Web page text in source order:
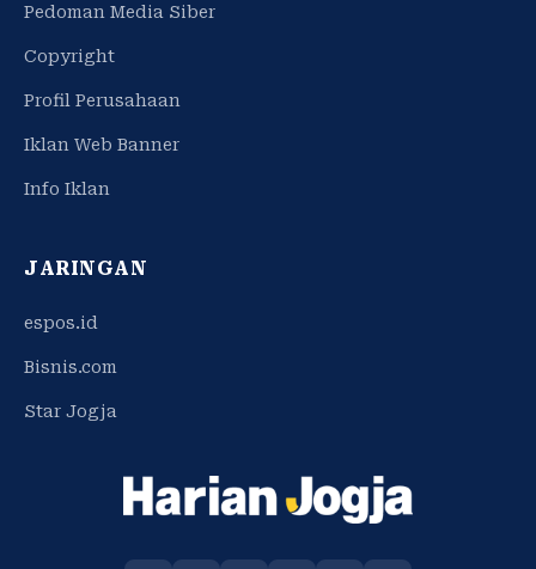
Pedoman Media Siber
Copyright
Profil Perusahaan
Iklan Web Banner
Info Iklan
JARINGAN
espos.id
Bisnis.com
Star Jogja